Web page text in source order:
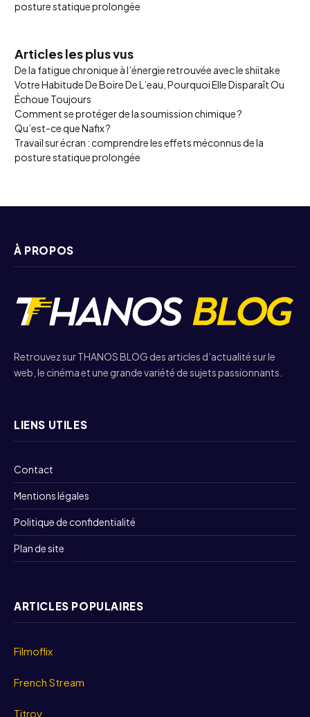
posture statique prolongée
Articles les plus vus
De la fatigue chronique à l’énergie retrouvée avec le shiitake
Votre Habitude De Boire De L’eau, Pourquoi Elle Disparaît Ou
Échoue Toujours
Comment se protéger de la soumission chimique ?
Qu’est-ce que Nafix ?
Travail sur écran : comprendre les effets méconnus de la
posture statique prolongée
À PROPOS
Retrouvez sur THANOS BLOG des articles d’actualité sur le
web, le cinéma et une grande variété de sujets passionnants.
LIENS UTILES
Contact
Mentions légales
Politique de confidentialité
Plan de site
ARTICLES POPULAIRES
Filmoflix
French Stream
Titrov